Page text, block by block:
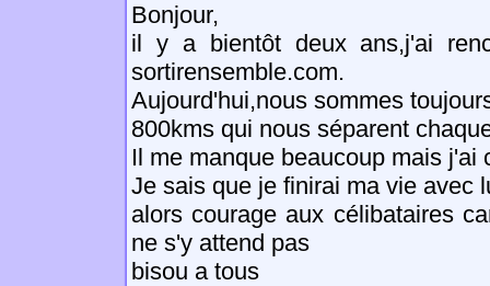
Bonjour,
il y a bientôt deux ans,j'ai
sortirensemble.com.
Aujourd'hui,nous sommes
800kms qui nous séparent
Il me manque beaucoup mais j'ai
Je sais que je finirai ma vie avec
alors courage aux célibataires
ne s'y attend pas
bisou a tous